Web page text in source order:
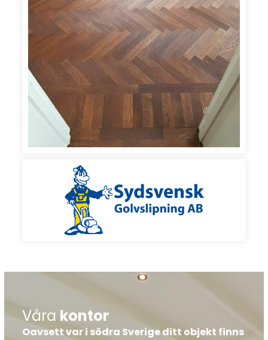
Vårakontor
Oavsett var i södra Sverige ditt objekt finns